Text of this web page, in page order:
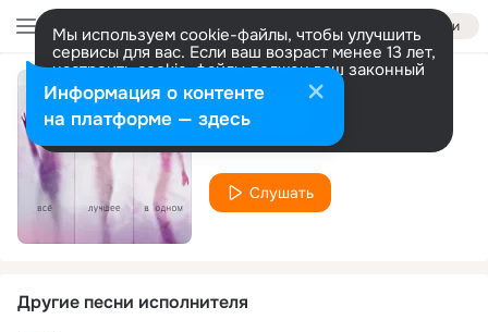
Войти
Мы используем cookie-файлы, чтобы улучшить
сервисы для вас. Если ваш возраст менее 13 лет,
настроить cookie-файлы должен ваш законный
представитель. Больше информации
Разрешить все Настроить
Алло, Мам
ВИА ГРА
Слушать
Другие песни исполнителя
Информация о контенте
на платформе — здесь